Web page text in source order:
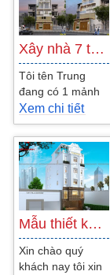
Xây nhà 7 tầng cho thuê phòng đẹp hiện…
Tôi tên Trung
đang có 1 mảnh
đất 8x20m và
mong muốn xây
dựng ngôi nhà 7
tầng đẹp dùng
để...
Xem chi tiết
Mẫu thiết kế khách sạn đẹp 5 tầng kết…
Xin chào quý
khách nay tôi xin